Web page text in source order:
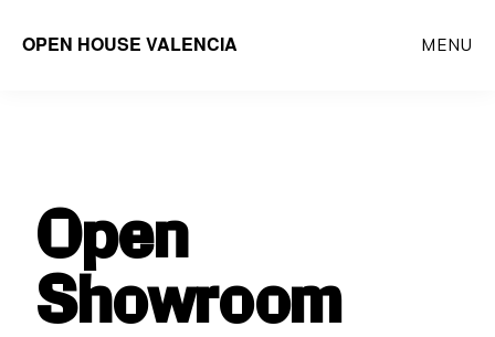
OPEN HOUSE VALENCIA MENU
Open
Showroom